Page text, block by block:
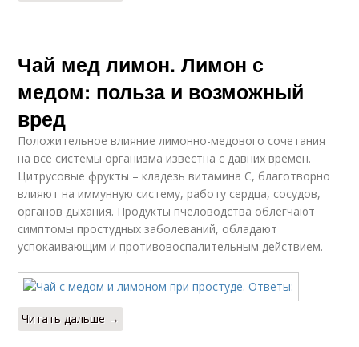
Чай мед лимон. Лимон с
медом: польза и возможный
вред
Положительное влияние лимонно-медового сочетания
на все системы организма известна с давних времен.
Цитрусовые фрукты – кладезь витамина C, благотворно
влияют на иммунную систему, работу сердца, сосудов,
органов дыхания. Продукты пчеловодства облегчают
симптомы простудных заболеваний, обладают
успокаивающим и противовоспалительным действием.
Читать дальше →